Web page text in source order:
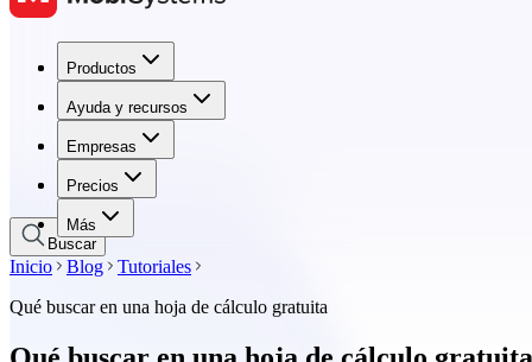
Productos
Ayuda y recursos
Empresas
Precios
Más
Productos
Ayuda y recursos
Empresas
Precios
Buscar
Inicio Blog
Tutoriales
Qué buscar en una hoja de cálculo gratuita